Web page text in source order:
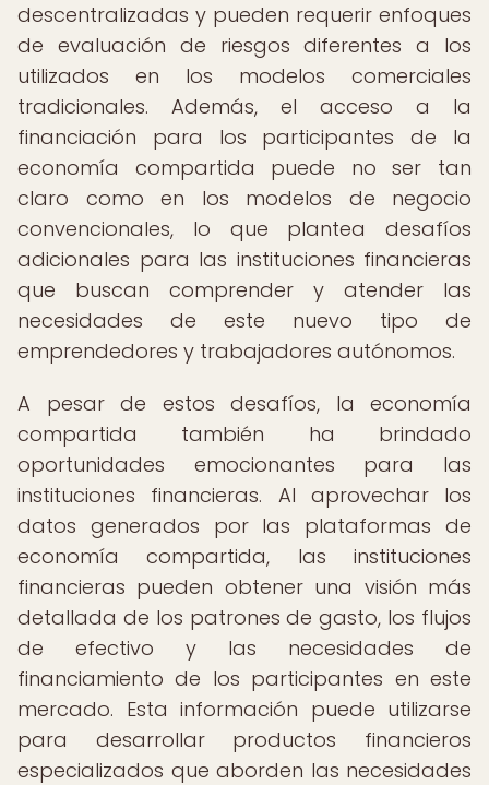
descentralizadas y pueden requerir enfoques
de evaluación de riesgos diferentes a los
utilizados en los modelos comerciales
tradicionales. Además, el acceso a la
financiación para los participantes de la
economía compartida puede no ser tan
claro como en los modelos de negocio
convencionales, lo que plantea desafíos
adicionales para las instituciones financieras
que buscan comprender y atender las
necesidades de este nuevo tipo de
emprendedores y trabajadores autónomos.
A pesar de estos desafíos, la economía
compartida también ha brindado
oportunidades emocionantes para las
instituciones financieras. Al aprovechar los
datos generados por las plataformas de
economía compartida, las instituciones
financieras pueden obtener una visión más
detallada de los patrones de gasto, los flujos
de efectivo y las necesidades de
financiamiento de los participantes en este
mercado. Esta información puede utilizarse
para desarrollar productos financieros
especializados que aborden las necesidades